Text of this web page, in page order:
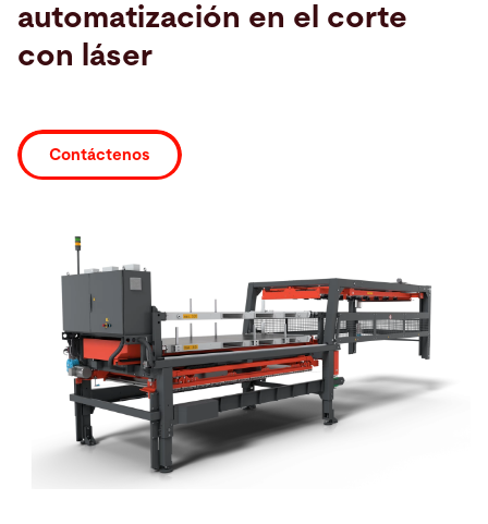
Canadá · EspañolContacto
automatización en el corte
con láser
Contáctenos